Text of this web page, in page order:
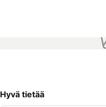
Hyvä tietää